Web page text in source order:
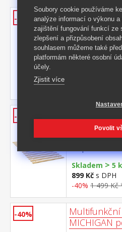
-40% Válec
čalouněný
příslušenství k
Kód produktu:
-40%
materiál
14 latí
Skladem > 5
899 Kč s DPH
-40% 1 499
-40%
MICHIGAN
Soubory cookie používáme
analýze informací o výkonu a
zajištění fungování funkcí ze
zlepšení a přizpůsobení
souhlasem můžeme také
platformám některé osobní
účely.
Zjistit více
Povolit